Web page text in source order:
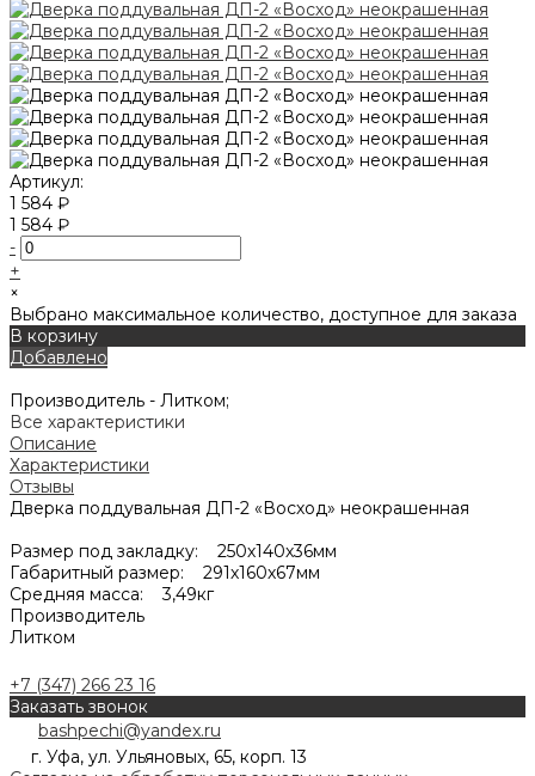
Артикул:
1 584 ₽
1 584 ₽
-
+
×
Выбрано максимальное количество, доступное для заказа
В корзину
Добавлено
Производитель - Литком;
Все характеристики
Описание
Характеристики
Отзывы
Дверка поддувальная ДП-2 «Восход» неокрашенная
Размер под закладку: 250х140х36мм
Габаритный размер: 291х160х67мм
Средняя масса: 3,49кг
Производитель
Литком
+7 (347) 266 23 16
Заказать звонок
bashpechi@yandex.ru
г. Уфа, ул. Ульяновых, 65, корп. 13